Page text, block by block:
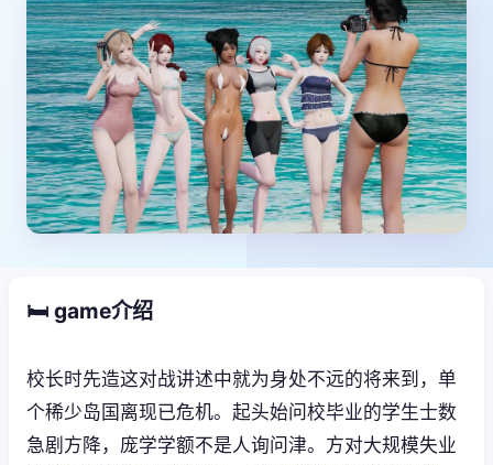
🛏️ game介绍
校长时先造这对战讲述中就为身处不远的将来到，单
个稀少岛国离现已危机。起头始问校毕业的学生士数
急剧方降，庞学学额不是人询问津。方对大规模失业